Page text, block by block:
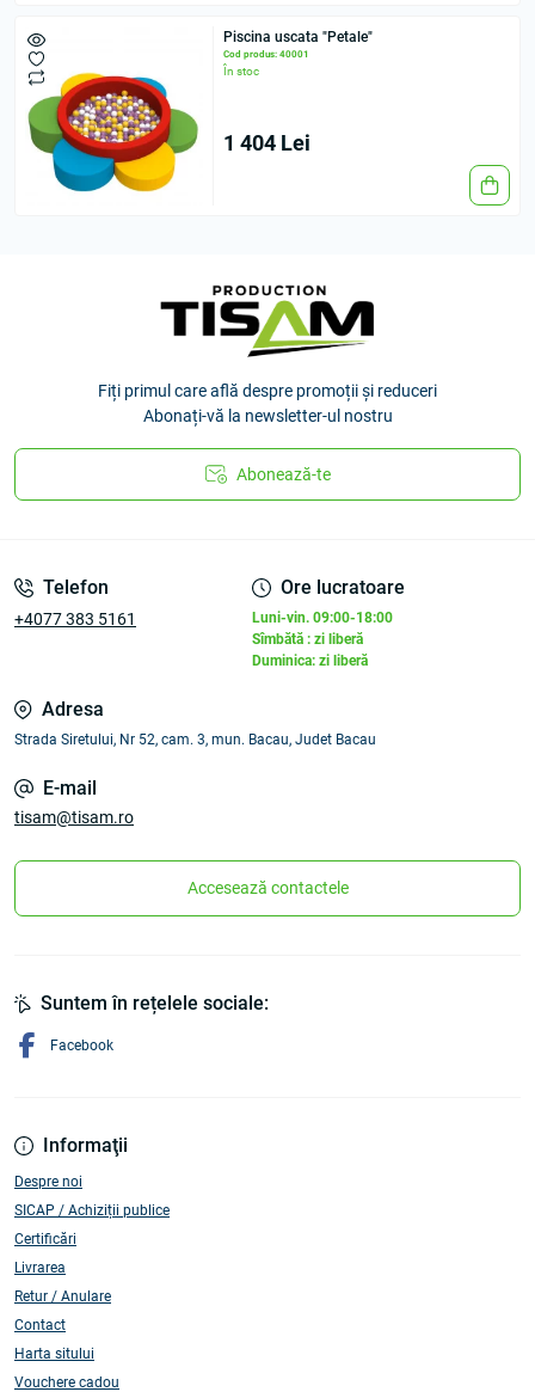
Piscina uscata "Petale"
Cod produs: 40001
În stoc
1 404 Lei
Fiți primul care află despre promoții și reduceri
Abonați-vă la newsletter-ul nostru
Abonează-te
Telefon
+4077 383 5161
Ore lucratoare
Luni-vin. 09:00-18:00
Sîmbătă : zi liberă
Duminica: zi liberă
Adresa
Strada Siretului, Nr 52, cam. 3, mun. Bacau, Judet Bacau
E-mail
tisam@tisam.ro
Accesează contactele
Informaţii
Despre noi
SICAP / Achiziții publice
Certificări
Livrarea
Retur / Anulare
Contact
Harta sitului
Vouchere cadou
Suntem în rețelele sociale:
Facebook